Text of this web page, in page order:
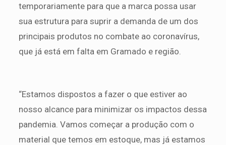
temporariamente para que a marca possa usar
sua estrutura para suprir a demanda de um dos
principais produtos no combate ao coronavírus,
que já está em falta em Gramado e região.
“Estamos dispostos a fazer o que estiver ao
nosso alcance para minimizar os impactos dessa
pandemia. Vamos começar a produção com o
material que temos em estoque, mas já estamos